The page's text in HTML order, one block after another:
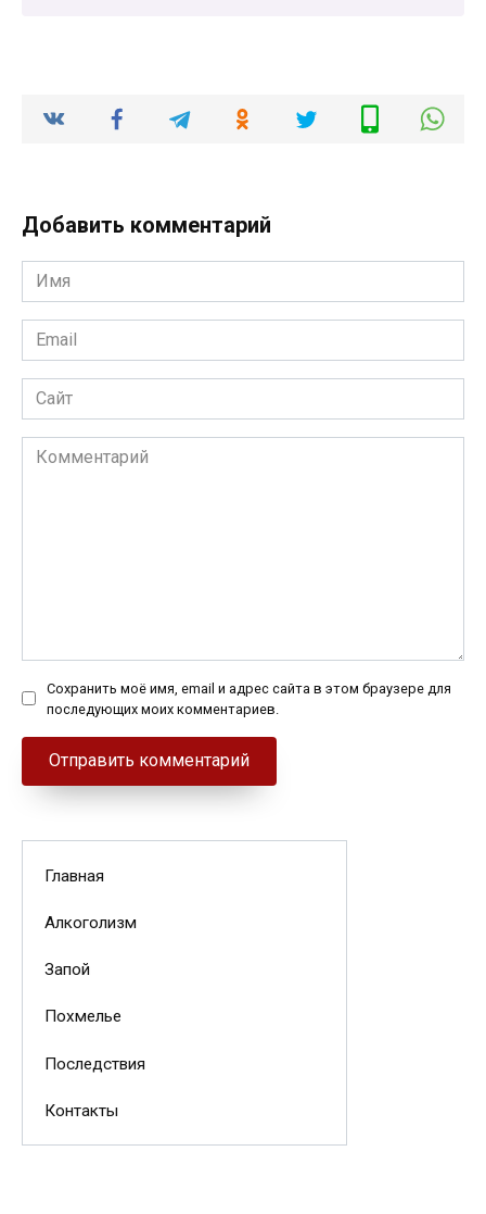
Добавить комментарий
Имя
*
Email
*
Сайт
Комментарий
Сохранить моё имя, email и адрес сайта в этом браузере для
последующих моих комментариев.
Главная
Алкоголизм
Запой
Похмелье
Последствия
Контакты